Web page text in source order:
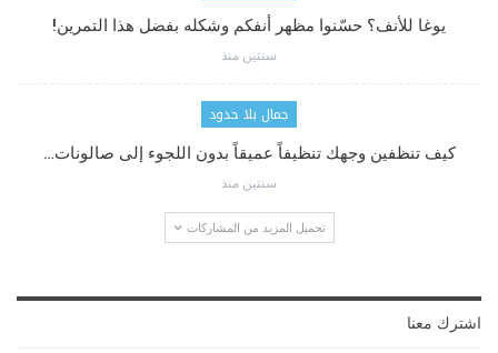
يوغا للأنف؟ حسّنوا مظهر أنفكم وشكله بفضل هذا التمرين!
سنتين منذ
جمال بلا حدود
كيف تنظفين وجهك تنظيفاً عميقاً بدون اللجوء إلى صالونات…
سنتين منذ
تحميل المزيد من المشاركات
اشترك معنا